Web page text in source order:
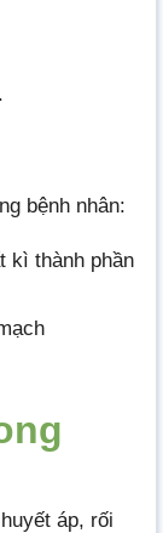
bệnh nhân:
kì thành phần
áp, rối